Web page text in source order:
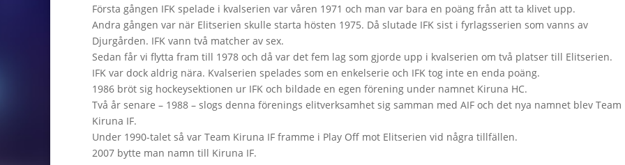
Första gången IFK spelade i kvalserien var våren 1971 och man var bara en poäng från att ta klivet upp.
Andra gången var när Elitserien skulle starta hösten 1975. Då slutade IFK sist i fyrlagsserien som vanns av
Djurgården. IFK vann två matcher av sex.
Sedan får vi flytta fram till 1978 och då var det fem lag som gjorde upp i kvalserien om två platser till Elitserien.
IFK var dock aldrig nära. Kvalserien spelades som en enkelserie och IFK tog inte en enda poäng.
1986 bröt sig hockeysektionen ur IFK och bildade en egen förening under namnet Kiruna HC.
Två år senare – 1988 – slogs denna förenings elitverksamhet sig samman med AIF och det nya namnet blev Team
Kiruna IF.
Under 1990-talet så var Team Kiruna IF framme i Play Off mot Elitserien vid några tillfällen.
2007 bytte man namn till Kiruna IF.